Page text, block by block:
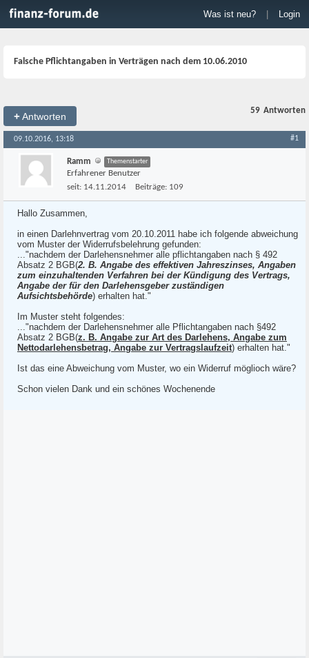
Was ist neu? Login
Falsche Pflichtangaben in Verträgen nach dem 10.06.2010
+Antworten
59 Antworten
09.10.2016, 13:18 #1
Ramm Themenstarter
Erfahrener Benutzer
seit: 14.11.2014 Beiträge: 109
Hallo Zusammen,
in einen Darlehnvertrag vom 20.10.2011 habe ich folgende abweichung
vom Muster der Widerrufsbelehrung gefunden:
..."nachdem der Darlehensnehmer alle pflichtangaben nach § 492
Absatz 2 BGB(2. B. Angabe des effektiven Jahreszinses, Angaben
zum einzuhaltenden Verfahren bei der Kündigung des Vertrags,
Angabe der für den Darlehensgeber zuständigen
Aufsichtsbehörde) erhalten hat."
Im Muster steht folgendes:
..."nachdem der Darlehensnehmer alle Pflichtangaben nach §492
Absatz 2 BGB(z. B. Angabe zur Art des Darlehens, Angabe zum
Nettodarlehensbetrag, Angabe zur Vertragslaufzeit) erhalten hat."
Ist das eine Abweichung vom Muster, wo ein Widerruf möglioch wäre?
Schon vielen Dank und ein schönes Wochenende